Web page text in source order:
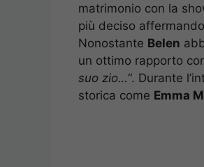
matrimonio con la
più deciso
Nonostante Belen
un ottimo rapporto
suo zio…“. Durante
storica come Emma